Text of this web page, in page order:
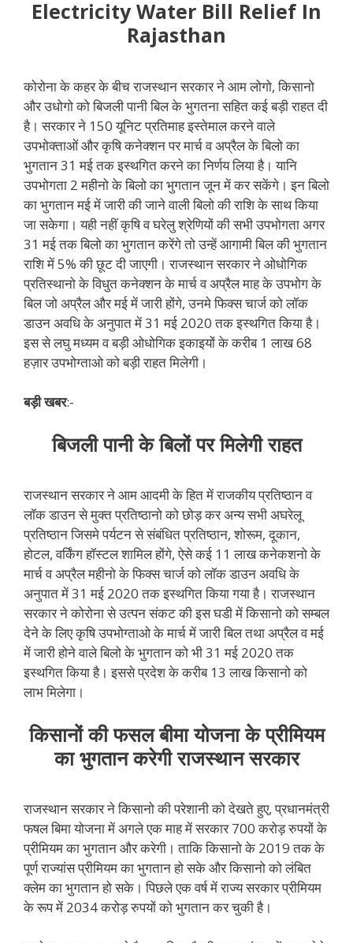
Electricity Water Bill Relief In
Rajasthan
कोरोना के कहर के बीच राजस्थान सरकार ने आम लोगो, किसानो
और उधोगो को बिजली पानी बिल के भुगतना सहित कई बड़ी राहत दी
है। सरकार ने 150 यूनिट प्रतिमाह इस्तेमाल करने वाले
उपभोक्ताओं और कृषि कनेक्शन पर मार्च व अप्रैल के बिलो का
भुगतान 31 मई तक इस्थगित करने का निर्णय लिया है। यानि
उपभोगता 2 महीनो के बिलो का भुगतान जून में कर सकेंगे। इन बिलो
का भुगतान मई में जारी की जाने वाली बिलो की राशि के साथ किया
जा सकेगा। यही नहीं कृषि व घरेलु श्रेणियों की सभी उपभोगता अगर
31 मई तक बिलो का भुगतान करेंगे तो उन्हें आगामी बिल की भुगतान
राशि में 5% की छूट दी जाएगी। राजस्थान सरकार ने ओधोगिक
प्रतिस्थानो के विधुत कनेक्शन के मार्च व अप्रैल माह के उपभोग के
बिल जो अप्रैल और मई में जारी होंगे, उनमे फिक्स चार्ज को लॉक
डाउन अवधि के अनुपात में 31 मई 2020 तक इस्थगित किया है।
इस से लघु मध्यम व बड़ी ओधोगिक इकाइयों के करीब 1 लाख 68
हज़ार उपभोग्ताओ को बड़ी राहत मिलेगी।
बड़ी खबर:-
बिजली पानी के बिलों पर मिलेगी राहत
राजस्थान सरकार ने आम आदमी के हित में राजकीय प्रतिष्ठान व
लॉक डाउन से मुक्त प्रतिष्ठानो को छोड़ कर अन्य सभी अघरेलू
प्रतिष्ठान जिसमे पर्यटन से संबंधित प्रतिष्ठान, शोरूम, दूकान,
होटल, वर्किंग हॉस्टल शामिल होंगे, ऐसे कई 11 लाख कनेकशनो के
मार्च व अप्रैल महीनो के फिक्स चार्ज को लॉक डाउन अवधि के
अनुपात में 31 मई 2020 तक इस्थगित किया गया है। राजस्थान
सरकार ने कोरोना से उत्पन संकट की इस घडी में किसानो को सम्बल
देने के लिए कृषि उपभोग्ताओ के मार्च में जारी बिल तथा अप्रैल व मई
में जारी होने वाले बिलो के भुगतान को भी 31 मई 2020 तक
इस्थगित किया है। इससे प्रदेश के करीब 13 लाख किसानो को
लाभ मिलेगा।
किसानों की फसल बीमा योजना के प्रीमियम
का भुगतान करेगी राजस्थान सरकार
राजस्थान सरकार ने किसानो की परेशानी को देखते हुए, प्रधानमंत्री
फषल बिमा योजना में अगले एक माह में सरकार 700 करोड़ रुपयों के
प्रीमियम का भुगतान और करेगी। ताकि किसानो के 2019 तक के
पूर्ण राज्यांस प्रीमियम का भुगतान हो सके और किसानो को लंबित
क्लेम का भुगतान हो सके। पिछले एक वर्ष में राज्य सरकार प्रीमियम
के रूप में 2034 करोड़ रुपयों को भुगतान कर चुकी है।